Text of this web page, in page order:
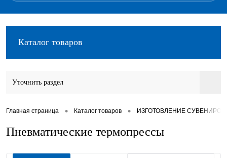
Каталог товаров
Уточнить раздел
Главная страница • Каталог товаров • ИЗГОТОВЛЕНИЕ СУВЕНИРОВ
Пневматические термопрессы